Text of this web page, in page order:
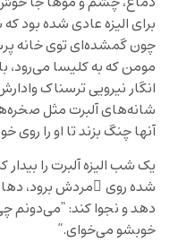
برای الیزه عادی شده بود
چون گمشده‌ای توی خانه
مومن که به کلیسا می‌رود،
انگار نیرویی ترسناک
شانه‌های آلبرت مثل
آنها چنگ بزند تا او را روی
یک شب الیزه آلبرت را بیدار
شده‌ روی َمردش برود،
دهد و نجوا کند: “می‌دونم
خوبشو می‌خوای.”